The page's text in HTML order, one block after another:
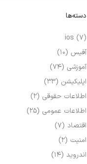
دسته‌ها
ios (۷)
آفیس (۱۰)
آموزشی (۷۴)
اپلیکیشن (۳۳)
اطلاعات حقوقی (۲)
اطلاعات عمومی (۲۵)
اقتصاد (۷)
امنیت (۲)
اندروید (۱۴)